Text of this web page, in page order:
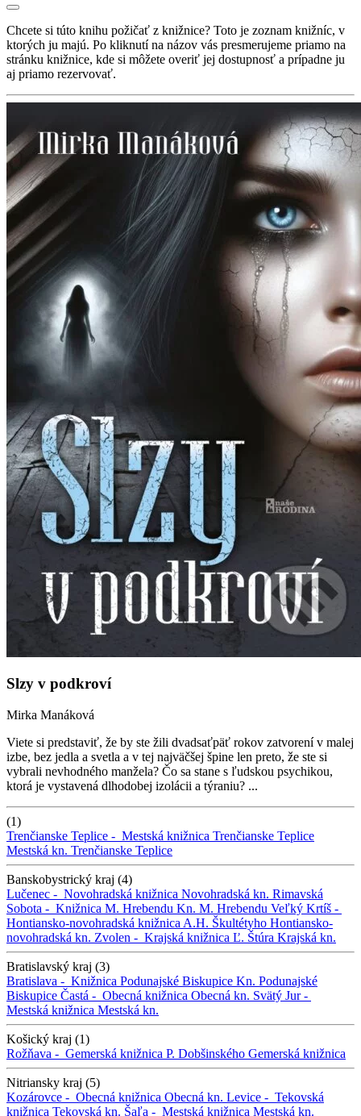
Chcete si túto knihu požičať z knižnice? Toto je zoznam knižníc, v
ktorých ju majú. Po kliknutí na názov vás presmerujeme priamo na
stránku knižnice, kde si môžete overiť jej dostupnosť a prípadne ju
aj priamo rezervovať.
Slzy v podkroví
Mirka Manáková
Viete si predstaviť, že by ste žili dvadsaťpäť rokov zatvorení v malej
izbe, bez jedla a svetla a v tej najväčšej špine len preto, že ste si
vybrali nevhodného manžela? Čo sa stane s ľudskou psychikou,
ktorá je vystavená dlhodobej izolácii a týraniu? ...
(1)
Trenčianske Teplice - Mestská knižnica Trenčianske Teplice
Mestská kn. Trenčianske Teplice
Banskobystrický kraj (4)
Lučenec - Novohradská knižnica Novohradská kn. Rimavská
Sobota - Knižnica M. Hrebendu Kn. M. Hrebendu Veľký Krtíš -
Hontiansko-novohradská knižnica A.H. Škultétyho Hontiansko-
novohradská kn. Zvolen - Krajská knižnica Ľ. Štúra Krajská kn.
Bratislavský kraj (3)
Bratislava - Knižnica Podunajské Biskupice Kn. Podunajské
Biskupice Častá - Obecná knižnica Obecná kn. Svätý Jur -
Mestská knižnica Mestská kn.
Košický kraj (1)
Rožňava - Gemerská knižnica P. Dobšinského Gemerská knižnica
Nitriansky kraj (5)
Kozárovce - Obecná knižnica Obecná kn. Levice - Tekovská
knižnica Tekovská kn. Šaľa - Mestská knižnica Mestská kn.